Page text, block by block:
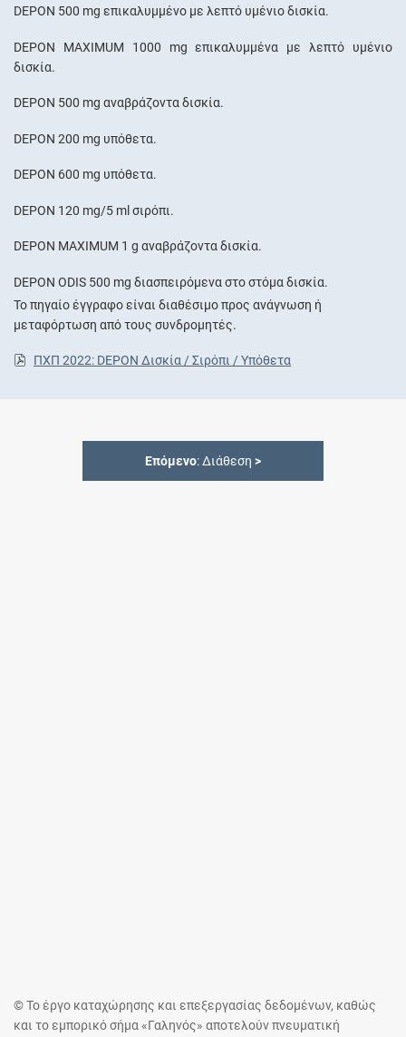
DEPON 500 mg επικαλυμμένο με λεπτό υμένιο δισκία.
DEPON MAXIMUM 1000 mg επικαλυμμένα με λεπτό υμένιο
δισκία.
DEPON 500 mg αναβράζοντα δισκία.
DEPON 200 mg υπόθετα.
DEPON 600 mg υπόθετα.
DEPON 120 mg/5 ml σιρόπι.
DEPON MAXIMUM 1 g αναβράζοντα δισκία.
DEPON ODIS 500 mg διασπειρόμενα στο στόμα δισκία.
Το πηγαίο έγγραφο είναι διαθέσιμο προς ανάγνωση ή
μεταφόρτωση από τους συνδρομητές.
ΠΧΠ 2022: DEPON Δισκία / Σιρόπι / Υπόθετα
Επόμενο: Διάθεση >
© Το έργο καταχώρησης και επεξεργασίας δεδομένων, καθώς
και το εμπορικό σήμα «Γαληνός» αποτελούν πνευματική